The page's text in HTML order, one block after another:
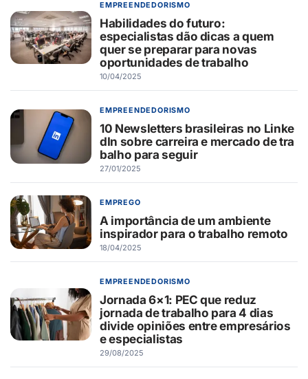
EMPREENDEDORISMO
Habilidades do futuro:
especialistas dão dicas a quem
quer se preparar para novas
oportunidades de trabalho
10/04/2025
EMPREENDEDORISMO
10 Newsletters brasileiras no Linke
dIn sobre carreira e mercado de tra
balho para seguir
27/01/2025
EMPREGO
A importância de um ambiente
inspirador para o trabalho remoto
18/04/2025
EMPREENDEDORISMO
Jornada 6×1: PEC que reduz
jornada de trabalho para 4 dias
divide opiniões entre empresários
e especialistas
29/08/2025